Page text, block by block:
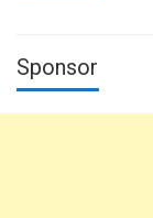
Sponsor